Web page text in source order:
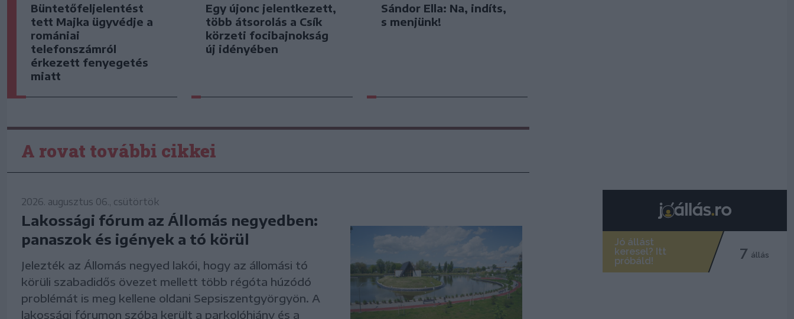
Büntetőfeljelentést
tett Majka ügyvédje a
romániai
telefonszámról
érkezett fenyegetés
miatt
Egy újonc jelentkezett,
több átsorolás a Csík
körzeti focibajnokság
új idényében
Sándor Ella: Na, indíts,
s menjünk!
A rovat további cikkei
2026. augusztus 06., csütörtök
Lakossági fórum az Állomás negyedben:
panaszok és igények a tó körül
Jelezték az Állomás negyed lakói, hogy az állomási tó
körüli szabadidős övezet mellett több régóta húzódó
problémát is meg kellene oldani Sepsiszentgyörgyön. A
lakossági fórumon szóba került a parkolóhiány és a